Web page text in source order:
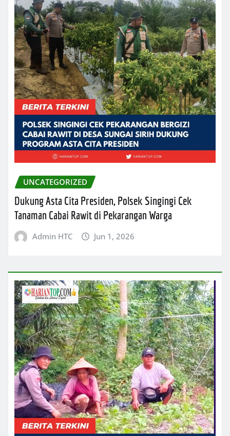
UNCATEGORIZED
Dukung Asta Cita Presiden, Polsek Singingi Cek
Tanaman Cabai Rawit di Pekarangan Warga
Admin HTC Jun 1, 2026